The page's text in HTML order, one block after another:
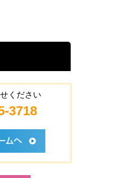
こちら
ください
3718